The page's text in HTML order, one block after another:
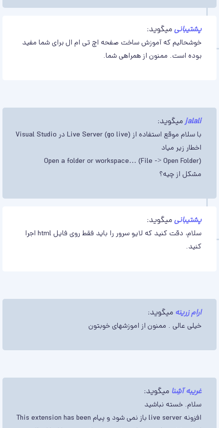
پشتیبانیمیگوید:
خوشحالیم که آموزش ساخت صفحه اچ تی ام ال برای شما مفید
بوده است. ممنون از همراهی شما.
jalaliمیگوید:
با سلام موقع استفاده از Live Server (go live) در Visual Studio
اخطار زیر میاد
Open a folder or workspace… (File -> Open Folder)
مشکل از چیه؟
پشتیبانیمیگوید:
سلام، دقت کنید که لایو سرور را باید فقط روی فایل html اجرا
کنید.
ارام زرینه میگوید:
خیلی عالی . ممنون از اموزشهای خوبتون
غریبه آشِنا میگوید:
سلام. خسته نباشید
افزونه live server باز نمی شود و پیام This extension has been